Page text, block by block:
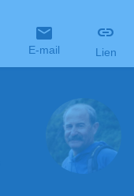
E-mail Lien